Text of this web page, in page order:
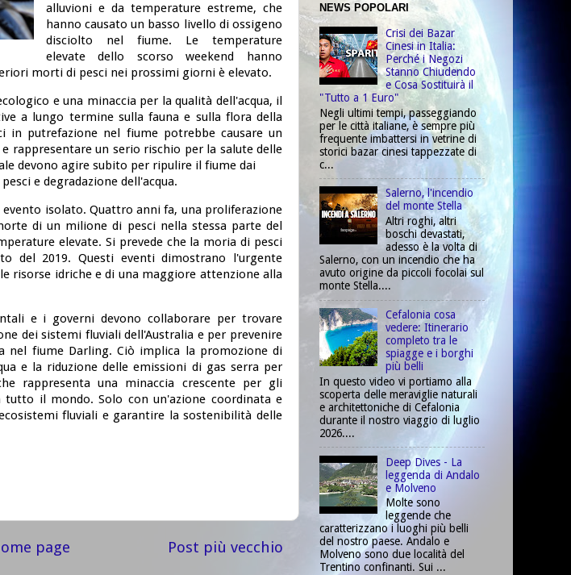
alluvioni e da temperature estreme, che
hanno causato un basso livello di ossigeno
disciolto nel fiume. Le temperature
elevate dello scorso weekend hanno
morti di pesci nei prossimi giorni è elevato.
e una minaccia per la qualità dell'acqua, il
a lungo termine sulla fauna e sulla flora della
in putrefazione nel fiume potrebbe causare un
rappresentare un serio rischio per la salute delle
devono agire subito per ripulire il fiume dai
e degradazione dell'acqua.
isolato. Quattro anni fa, una proliferazione
di un milione di pesci nella stessa parte del
elevate. Si prevede che la moria di pesci
del 2019. Questi eventi dimostrano l'urgente
risorse idriche e di una maggiore attenzione alla
e i governi devono collaborare per trovare
dei sistemi fluviali dell'Australia e per prevenire
nel fiume Darling. Ciò implica la promozione di
e la riduzione delle emissioni di gas serra per
rappresenta una minaccia crescente per gli
il mondo. Solo con un'azione coordinata e
fluviali e garantire la sostenibilità delle
Post più vecchio
page
NEWS POPOLARI
Crisi dei Bazar
Cinesi in Italia:
Perché i Negozi
Stanno Chiudendo
e Cosa Sostituirà il
"Tutto a 1 Euro"
Negli ultimi tempi, passeggiando
per le città italiane, è sempre più
frequente imbattersi in vetrine di
storici bazar cinesi tappezzate di
c...
Salerno, l'incendio
del monte Stella
Altri roghi, altri
boschi devastati,
adesso è la volta di
Salerno, con un incendio che ha
avuto origine da piccoli focolai sul
monte Stella....
Cefalonia cosa
vedere: Itinerario
completo tra le
spiagge e i borghi
più belli
In questo video vi portiamo alla
scoperta delle meraviglie naturali
e architettoniche di Cefalonia
durante il nostro viaggio di luglio
2026....
Deep Dives - La
leggenda di Andalo
e Molveno
Molte sono
leggende che
caratterizzano i luoghi più belli
del nostro paese. Andalo e
Molveno sono due località del
Trentino confinanti. Sui ...